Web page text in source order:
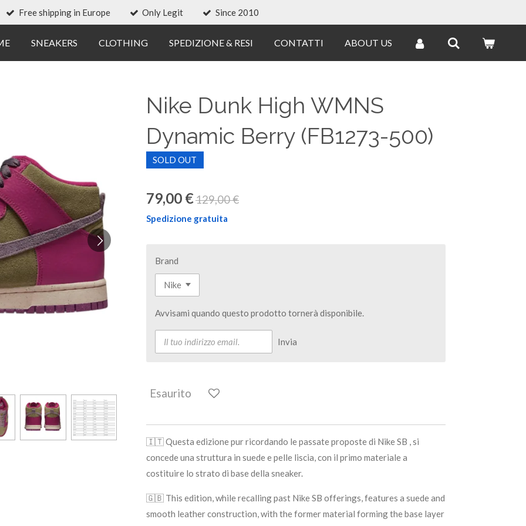
Free shipping in Europe Only Legit Since 2010
SNEAKERS CLOTHING SPEDIZIONE & RESI CONTATTI ABOUT US
Nike Dunk High WMNS
Dynamic Berry (FB1273-500)
SOLD OUT
79,00 €129,00 €
Spedizione gratuita
Brand
Avvisami quando questo prodotto tornerà disponibile.
Invia
Esaurito
🇮🇹 Questa edizione pur ricordando le passate proposte di Nike SB , si
concede una struttura in suede e pelle liscia, con il primo materiale a
costituire lo strato di base della sneaker.
🇬🇧 This edition, while recalling past Nike SB offerings, features a suede and
smooth leather construction, with the former material forming the base layer